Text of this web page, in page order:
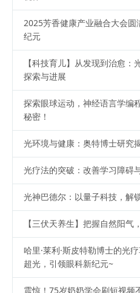
2025芳香健康产业融合大会
纪元
【科技育儿】从发现到治愈
探索与进展
探索眼球运动，神经语言学编
秘密！
光环境与健康：奥特博士研究
光疗法的突破：改善学习障碍
光神巴德尔：以量子科技，解
【三伏天养生】把握自然阳气
哈里·莱利·斯皮特勒博士的光
超光，引领眼科新纪元~
震惊！75岁奶奶学会刷短视频